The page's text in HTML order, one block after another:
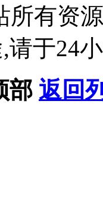
有资
请于24
部 返回